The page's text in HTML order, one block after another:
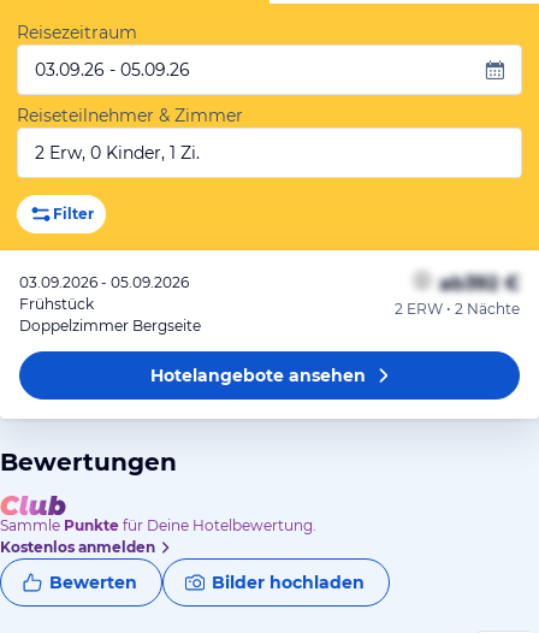
Reisezeitraum
03.09.26 - 05.09.26
Reiseteilnehmer & Zimmer
2 Erw, 0 Kinder, 1 Zi.
Filter
03.09.2026 - 05.09.2026
Frühstück
Doppelzimmer Bergseite
ab392 €
2 ERW • 2 Nächte
Hotelangeboteansehen
Bewertungen
Sammle Punkte für Deine Hotelbewertung.
Kostenlos anmelden
Bewerten Bilder hochladen